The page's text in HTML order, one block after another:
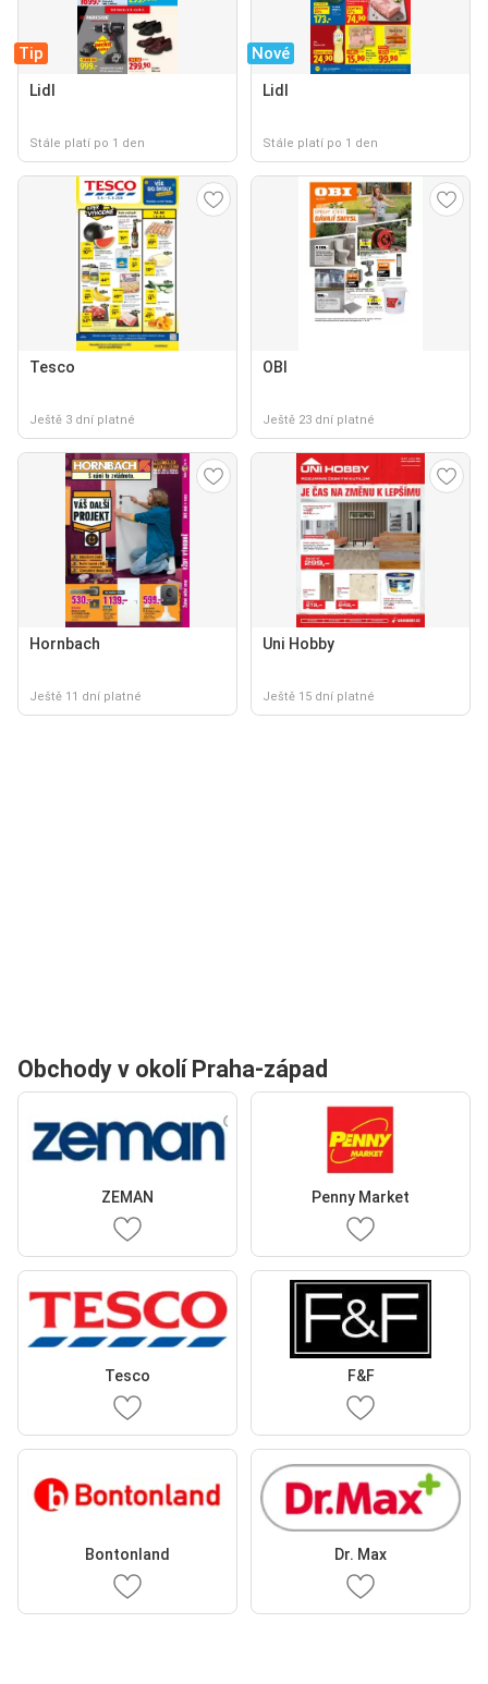
Tip
Lidl
Stále platí po 1 den
Nové
Lidl
Stále platí po 1 den
Tesco
Ještě 3 dní platné
OBI
Ještě 23 dní platné
Hornbach
Ještě 11 dní platné
Uni Hobby
Ještě 15 dní platné
Obchody v okolí Praha-západ
ZEMAN Penny Market
Tesco F&F
Bontonland Dr. Max